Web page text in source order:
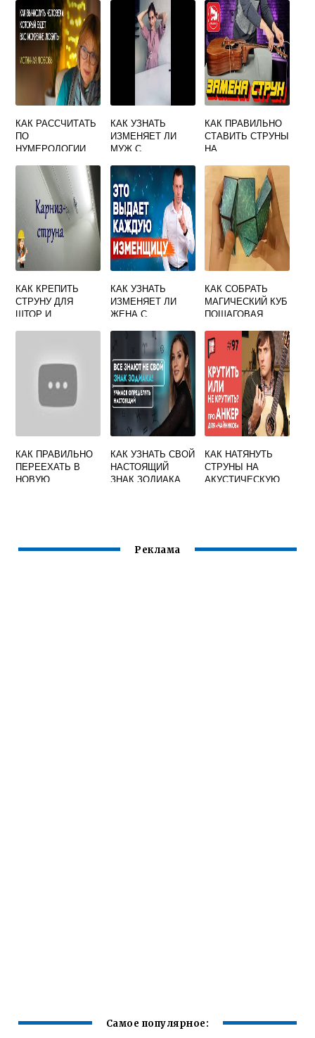
КАК РАССЧИТАТЬ
ПО
НУМЕРОЛОГИИ
КАК УЗНАТЬ
ИЗМЕНЯЕТ ЛИ
МУЖ С
100 НАРОДНЫЕ
ПРИМЕТЫ
ГАДАНИЯ
КАК ПРАВИЛЬНО
СТАВИТЬ СТРУНЫ
НА
ГИТАРУ
КАК КРЕПИТЬ
СТРУНУ ДЛЯ
ШТОР И
КАК УЗНАТЬ
ИЗМЕНЯЕТ ЛИ
ЖЕНА С
100 ПРОЦЕНТОВ
МУЖУ НАРОДНЫЕ
ПРИМЕТЫ
КАК СОБРАТЬ
МАГИЧЕСКИЙ КУБ
ПОШАГОВАЯ
КАК ПРАВИЛЬНО
ПЕРЕЕХАТЬ В
НОВУЮ
КАК УЗНАТЬ СВОЙ
НАСТОЯЩИЙ
ЗНАК ЗОДИАКА
КАК НАТЯНУТЬ
СТРУНЫ НА
АКУСТИЧЕСКУЮ
Реклама
Самое популярное: